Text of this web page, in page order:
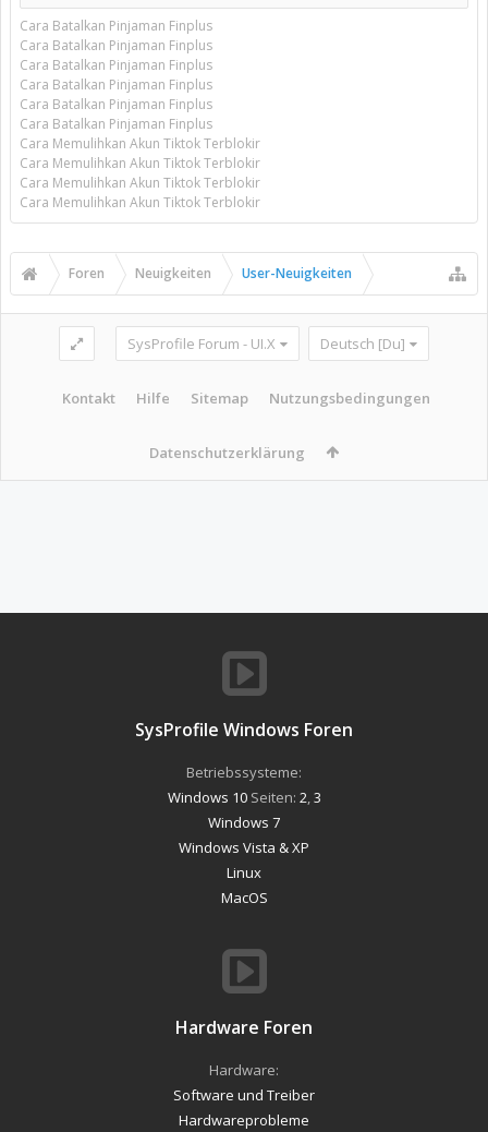
Cara Batalkan Pinjaman Finplus
Cara Batalkan Pinjaman Finplus
Cara Batalkan Pinjaman Finplus
Cara Batalkan Pinjaman Finplus
Cara Batalkan Pinjaman Finplus
Cara Batalkan Pinjaman Finplus
Cara Memulihkan Akun Tiktok Terblokir
Cara Memulihkan Akun Tiktok Terblokir
Cara Memulihkan Akun Tiktok Terblokir
Cara Memulihkan Akun Tiktok Terblokir
Foren Neuigkeiten User-Neuigkeiten
SysProfile Forum - UI.X Deutsch [Du]
Kontakt Hilfe Sitemap Nutzungsbedingungen
Datenschutzerklärung
SysProfile Windows Foren
Betriebssysteme:
Windows 10Seiten: 2 3
Windows 7
Windows Vista & XP
Linux
MacOS
Hardware Foren
Hardware:
Software und Treiber
Hardwareprobleme